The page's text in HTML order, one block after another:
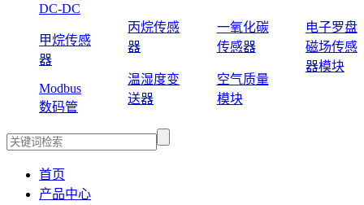
DC-DC
甲烷传感
器
Modbus
数码管
丙烷传感
器
温湿度变
送器
一氧化碳
传感器
空气质量
模块
电子罗盘
磁场传感
器模块
首页
产品中心